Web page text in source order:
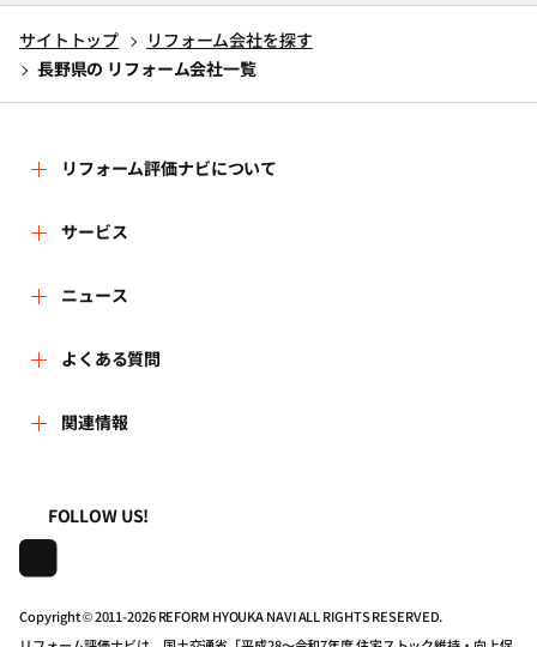
サイトトップ
リフォーム会社を探す
長野県の リフォーム会社一覧
リフォーム評価ナビについて
リフォーム評価ナビとは
運営体制
はじめての方へ
事務局へのお問い合せ
リフォーム会社一覧
住宅関連機関リンク集
サービス
リフォーム会社を探す
リフォーム事例を見る
リフォームを相談する
動画で学べるリフォームの基礎知識
マイページの活用
ニュース
新着情報
講習会・セミナー
よくある質問
よくある質問
プライバシーポリシー
動作推奨環境について
関連情報
株式会社日本建築住宅センター
FOLLOW US!
Copyright © 2011-2026 REFORM HYOUKA NAVI ALL RIGHTS RESERVED.